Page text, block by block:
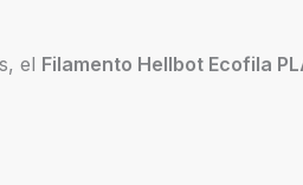
el Filamento Hellbot Ecofila